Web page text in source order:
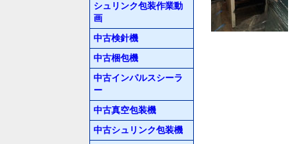
シュリンク包装作業動
画
中古検針機
中古梱包機
中古インパルスシーラ
ー
中古真空包装機
中古シュリンク包装機